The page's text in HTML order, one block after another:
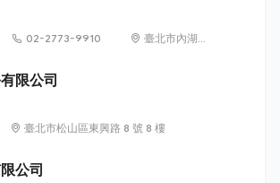
02-2773-9910
臺北市內湖區
限公司
臺北市松山區東興路 8 號 8 樓
公司